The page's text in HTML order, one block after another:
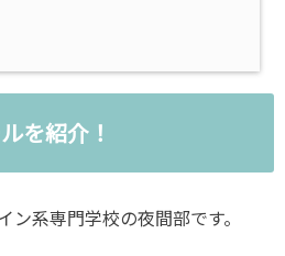
を紹介！
ン系専門学校の夜間部です。